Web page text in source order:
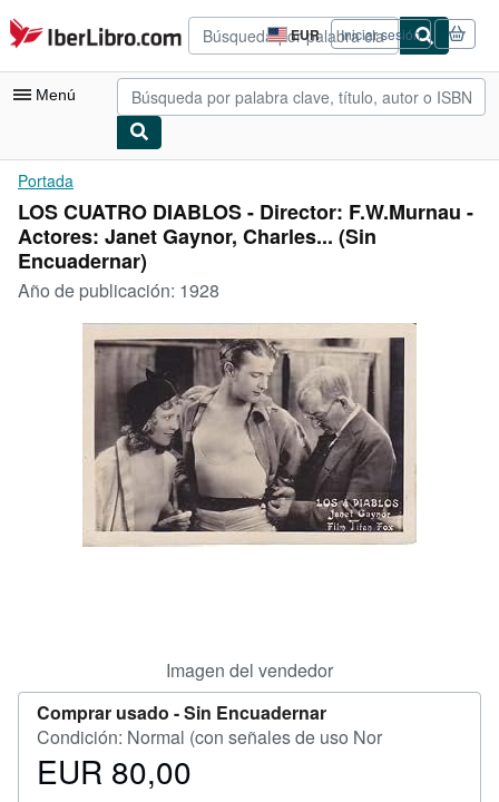
Pasar al contenido principal
IberLibro.com EUR
Preferencias
de
compra
del
Iniciar sesión
Menú
Mi cuenta
Consultar mis pedidos
Búsqueda avanzada
Colecciones
Libros antiguos
Arte y coleccionismo
Comenzar a vender
CERRAR
Portada
LOS CUATRO DIABLOS - Director: F.W.Murnau -
Actores: Janet Gaynor, Charles... (Sin
Encuadernar)
Año de publicación: 1928
Imagen del vendedor
Comprar usado -Sin Encuadernar
Condición: Normal (con señales de uso Nor
Precio
EUR 80,00